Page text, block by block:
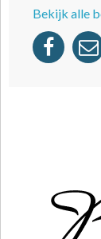
Bekijk alle